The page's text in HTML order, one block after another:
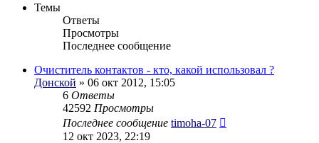
Темы
Ответы
Просмотры
Последнее сообщение
Очиститель контактов - кто, какой использовал ?
Донской » 06 окт 2012, 15:05
6 Ответы
42592 Просмотры
Последнее сообщение timoha-07
12 окт 2023, 22:19